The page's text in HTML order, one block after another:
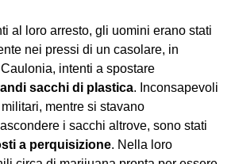
al loro arresto, gli uomini erano stati
nei pressi di un casolare, in
intenti a spostare
sacchi di plastica. Inconsapevoli
mentre si stavano
i sacchi altrove, sono stati
a perquisizione. Nella loro